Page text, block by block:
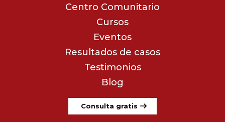
Centro Comunitario
Cursos
Eventos
Resultados de casos
Testimonios
Blog
Consulta gratis